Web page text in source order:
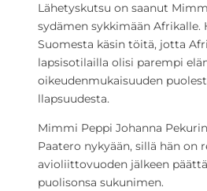
Lähetyskutsu on saanut
sydämen sykkimään Afrikalle.
Suomesta käsin töitä, jotta
lapsisotilailla olisi parempi
oikeudenmukaisuuden
llapsuudesta.
Mimmi Peppi Johanna
Paatero nykyään, sillä hän on
avioliittovuoden jälkeen
puolisonsa sukunimen.